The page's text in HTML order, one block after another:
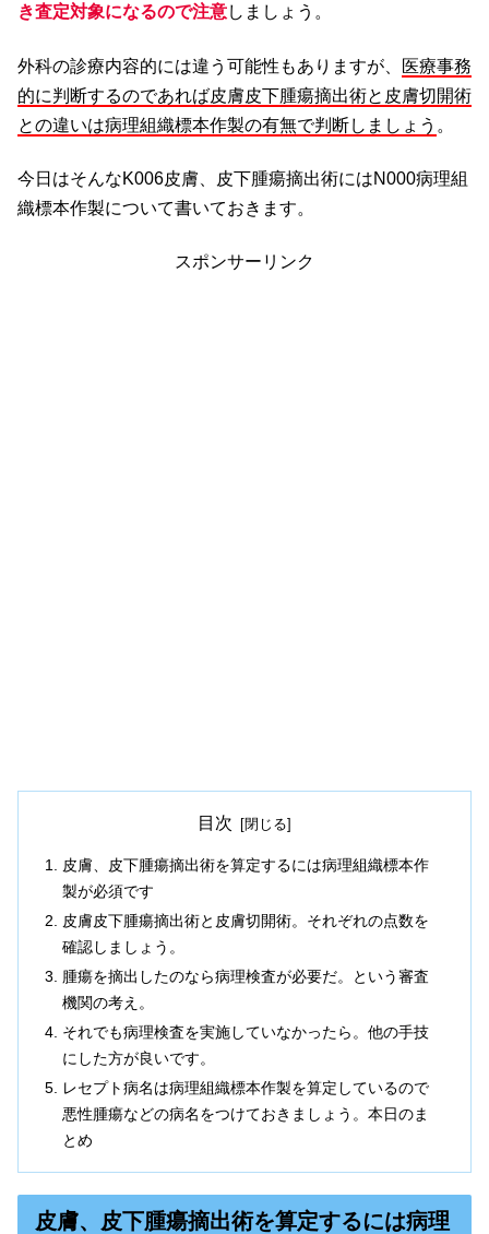
き査定対象になるので注意しましょう。
外科の診療内容的には違う可能性もありますが、
医療事務
的に判断するのであれば皮膚皮下腫瘍摘出術と皮膚切開術
との違いは病理組織標本作製の有無で判断しましょう 。
今日はそんなK006皮膚、皮下腫瘍摘出術にはN000病理組
織標本作製について書いておきます。
スポンサーリンク
目次
皮膚、皮下腫瘍摘出術を算定するには病理組織標本作
製が必須です
皮膚皮下腫瘍摘出術と皮膚切開術。それぞれの点数を
確認しましょう。
腫瘍を摘出したのなら病理検査が必要だ。という審査
機関の考え。
それでも病理検査を実施していなかったら。他の手技
にした方が良いです。
レセプト病名は病理組織標本作製を算定しているので
悪性腫瘍などの病名をつけておきましょう。本日のま
とめ
皮膚、皮下腫瘍摘出術を算定するには病理